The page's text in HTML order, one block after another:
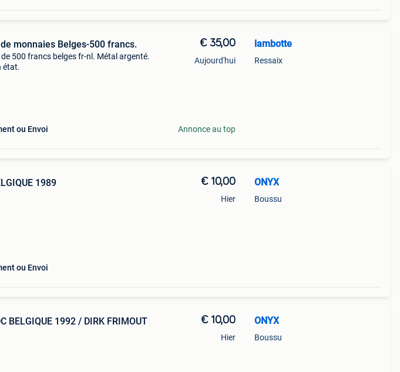
monnaies Belges-500 francs.
de 500 francs belges fr-nl. Métal argenté.
état.
ou Envoi
€ 35,00
Aujourd'hui
Annonce au top
lambotte
Ressaix
1989
ou Envoi
€ 10,00
Hier
ONYX
Boussu
BELGIQUE 1992 / DIRK FRIMOUT € 10,00
Hier
ONYX
Boussu